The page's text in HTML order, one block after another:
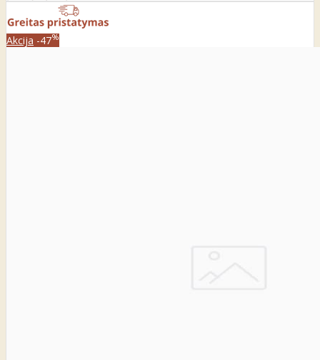
Akcija -47%